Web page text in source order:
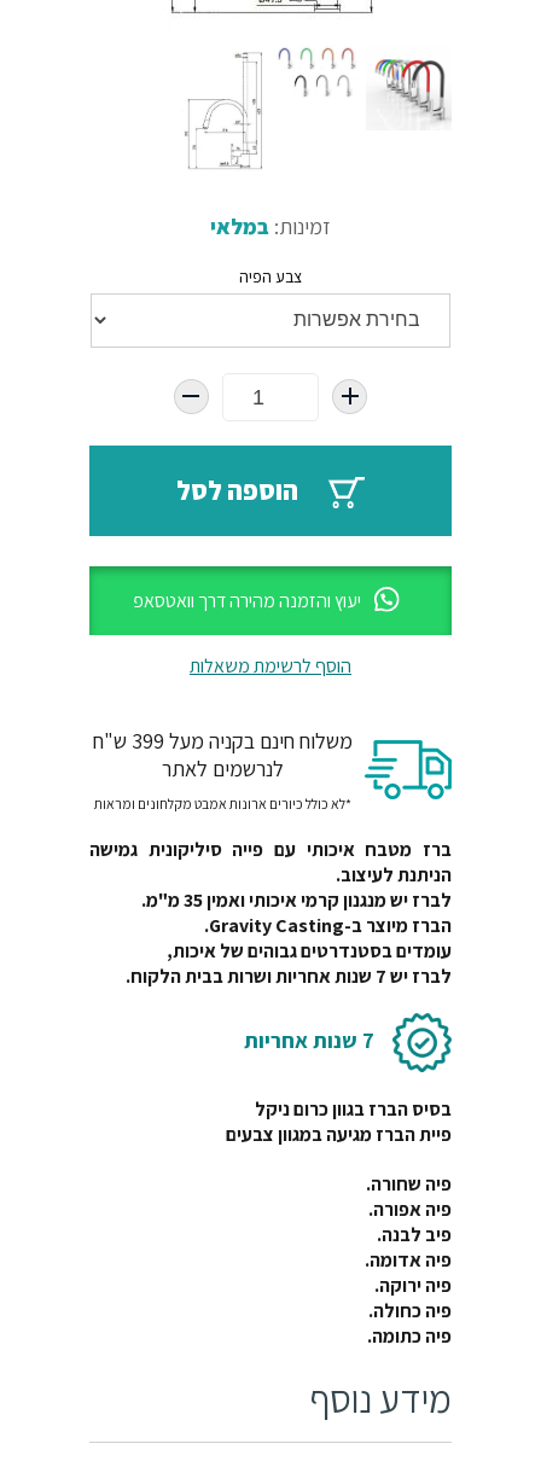
זמינות: במלאי
צבע הפיה
הוספה לסל
יעוץ והזמנה מהירה דרך וואטסאפ
הוסף לרשימת משאלות
משלוח חינם בקניה מעל 399 ש"ח
לנרשמים לאתר
*לא כולל כיורים ארונות אמבט מקלחונים ומראות
ברז מטבח איכותי עם פייה סיליקונית גמישה
הניתנת לעיצוב.
לברז יש מנגנון קרמי איכותי ואמין 35 מ"מ.
הברז מיוצר ב-Gravity Casting.
עומדים בסטנדרטים גבוהים של איכות,
לברז יש 7
שנות אחריות ושרות בבית הלקוח.
7 שנות אחריות
בסיס הברז בגוון כרום ניקל
פיית הברז מגיעה במגוון צבעים
פיה שחורה.
פיה אפורה.
פיב לבנה.
פיה אדומה.
פיה ירוקה.
פיה כחולה.
פיה כתומה.
מידע נוסף